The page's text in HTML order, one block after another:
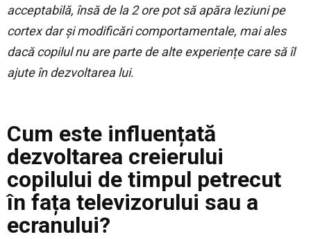
acceptabilă, însă de la 2 ore pot să apăra leziuni pe
cortex dar și modificări comportamentale, mai ales
dacă copilul nu are parte de alte experiențe care să îl
ajute în dezvoltarea lui.
Cum este influențată
dezvoltarea creierului
copilului de timpul petrecut
în fața televizorului sau a
ecranului?